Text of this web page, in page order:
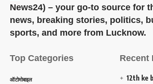
News24) – your go-to source for
news, breaking stories, politics,
sports, and more from Lucknow.
Top Categories
ऑटोमोबाइल
Recent
12th ke